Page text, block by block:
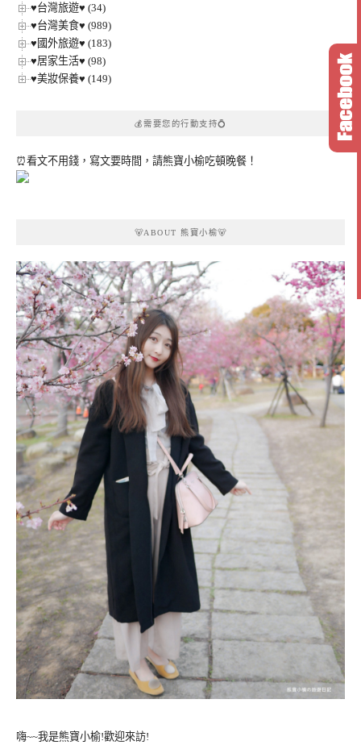
♥台灣旅遊♥ (34)
♥台灣美食♥ (989)
♥國外旅遊♥ (183)
♥居家生活♥ (98)
♥美妝保養♥ (149)
💰需要您的行動支持💍
⏰看文不用錢，寫文要時間，請熊寶小榆吃頓晚餐！
🐻ABOUT 熊寶小榆🐻
嗨~~我是熊寶小榆!歡迎來訪!